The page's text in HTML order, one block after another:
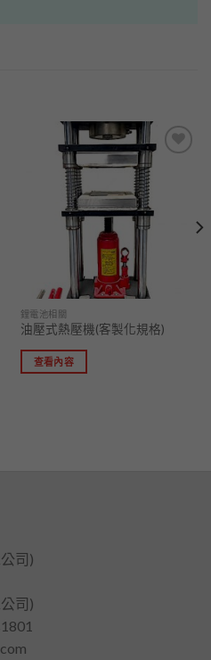
鋰電池相關
油壓式熱壓機(客製化規格)
查看內容
司)
司)